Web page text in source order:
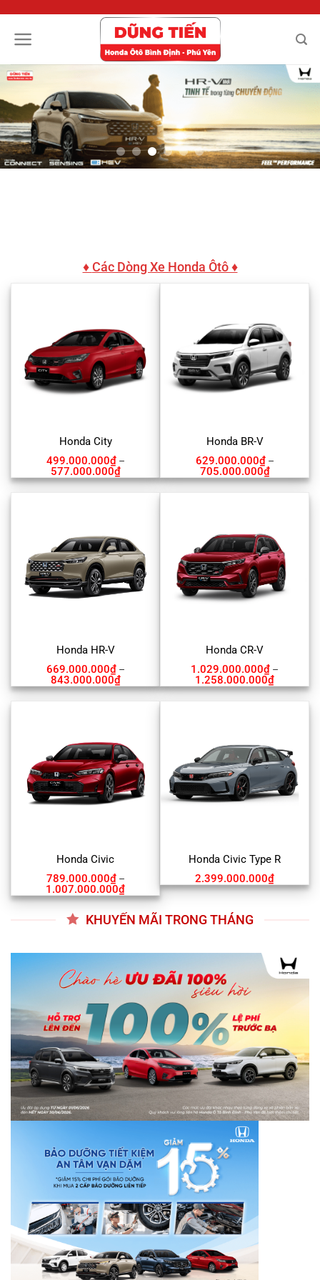
nội
dung
♦ Các Dòng Xe Honda Ôtô ♦
Honda City
499.000.000₫–
577.000.000₫
Honda BR-V
629.000.000₫–
705.000.000₫
Honda HR-V
669.000.000₫–
843.000.000₫
Honda CR-V
1.029.000.000₫ –
1.258.000.000₫
Honda Civic
789.000.000₫–
1.007.000.000₫
Honda Civic Type R
2.399.000.000₫
KHUYẾN MÃI TRONG THÁNG